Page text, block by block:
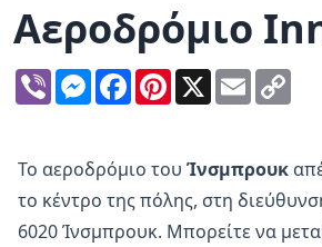
Αεροδρόμιο
ViberMessenger
FacebookPinterest
X Email
Το αεροδρόμιο του Ίνσμπρουκ
το κέντρο της πόλης, στη
6020 Ίνσμπρουκ. Μπορείτε να